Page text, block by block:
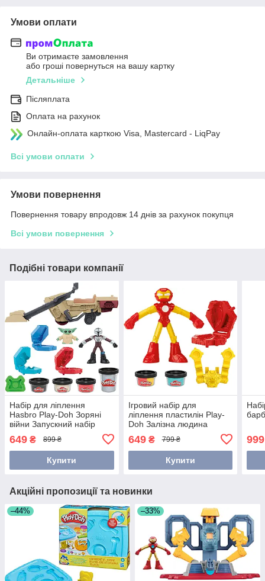
Умови оплати
Ви отримаєте замовлення
або гроші повернуться на вашу картку
Детальніше
Післяплата
Оплата на рахунок
Онлайн-оплата карткою Visa, Mastercard - LiqPay
Всі умови оплати
Умови повернення
Повернення товару впродовж 14 днів за рахунок покупця
Всі умови повернення
Подібні товари компанії
Набір для ліплення
Hasbro Play-Doh Зоряні
війни Запускний набір
649 ₴ 899 ₴
Купити
Ігровий набір для
ліплення пластилін Play-
Doh Залізна людина
649₴ 799 ₴
Купити
999
Акційні пропозиції та новинки
–44% –33%